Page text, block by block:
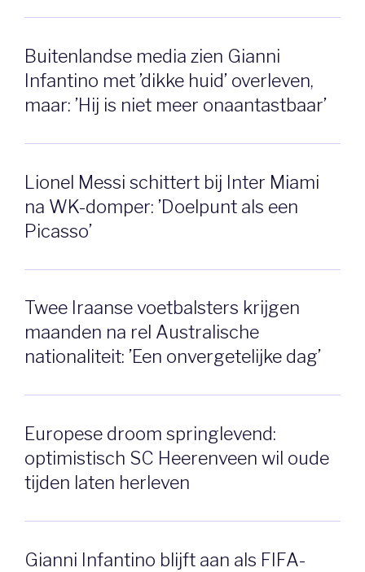
Buitenlandse media zien Gianni
Infantino met ’dikke huid’ overleven,
maar: ’Hij is niet meer onaantastbaar’
Lionel Messi schittert bij Inter Miami
na WK-domper: ’Doelpunt als een
Picasso’
Twee Iraanse voetbalsters krijgen
maanden na rel Australische
nationaliteit: ’Een onvergetelijke dag’
Europese droom springlevend:
optimistisch SC Heerenveen wil oude
tijden laten herleven
Gianni Infantino blijft aan als FIFA-